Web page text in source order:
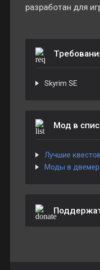
разработан для
Skyrim SE
Мод в
Лучшие
Моды в